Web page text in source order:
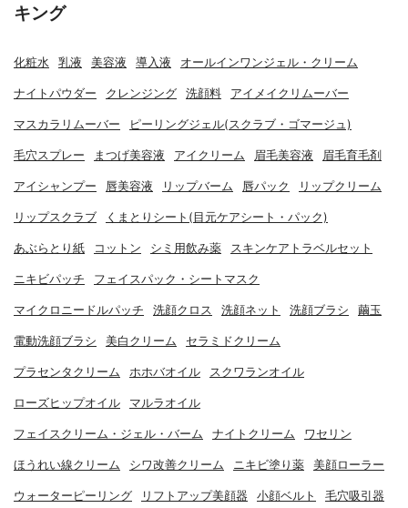
キング
化粧水 乳液 美容液 導入液 オールインワンジェル・クリーム
ナイトパウダー クレンジング 洗顔料 アイメイクリムーバー
マスカラリムーバー ピーリングジェル(スクラブ・ゴマージュ)
毛穴スプレー まつげ美容液 アイクリーム 眉毛美容液 眉毛育毛剤
アイシャンプー 唇美容液 リップバーム 唇パック リップクリーム
リップスクラブ くまとりシート(目元ケアシート・パック)
あぶらとり紙 コットン シミ用飲み薬 スキンケアトラベルセット
ニキビパッチ フェイスパック・シートマスク
マイクロニードルパッチ 洗顔クロス 洗顔ネット 洗顔ブラシ 繭玉
電動洗顔ブラシ 美白クリーム セラミドクリーム
プラセンタクリーム ホホバオイル スクワランオイル
ローズヒップオイル マルラオイル
フェイスクリーム・ジェル・バーム ナイトクリーム ワセリン
ほうれい線クリーム シワ改善クリーム ニキビ塗り薬 美顔ローラー
ウォーターピーリング リフトアップ美顔器 小顔ベルト 毛穴吸引器